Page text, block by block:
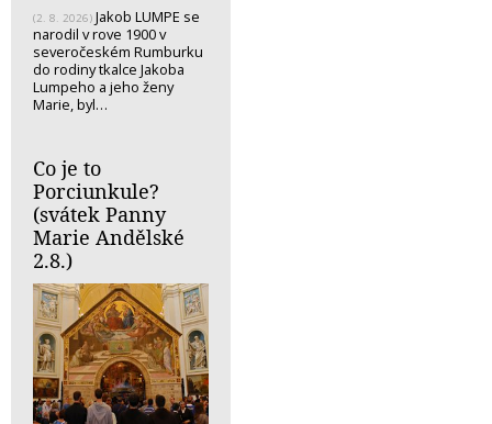
(2. 8. 2026) Jakob LUMPE se
narodil v rove 1900 v
severočeském Rumburku
do rodiny tkalce Jakoba
Lumpeho a jeho ženy
Marie, byl…
Co je to
Porciunkule?
(svátek Panny
Marie Andělské
2.8.)